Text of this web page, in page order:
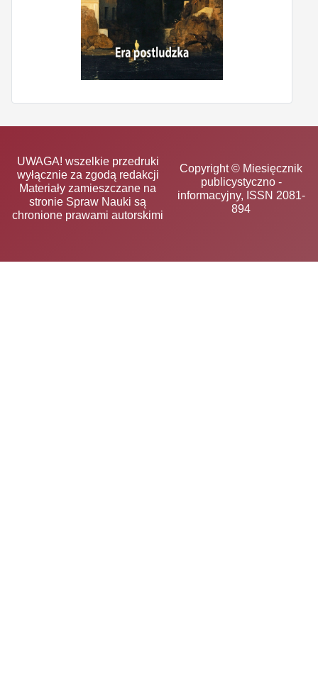
UWAGA! wszelkie przedruki
wyłącznie za zgodą redakcji
Materiały zamieszczane na
stronie Spraw Nauki są
chronione prawami autorskimi
Copyright © Miesięcznik
publicystyczno -
informacyjny, ISSN 2081-
894